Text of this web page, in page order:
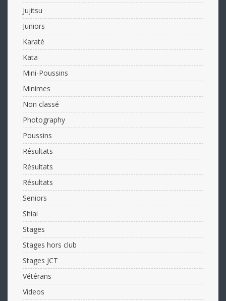
Jujitsu
Juniors
Karaté
Kata
Mini-Poussins
Minimes
Non classé
Photography
Poussins
Résultats
Résultats
Résultats
Seniors
Shiai
Stages
Stages hors club
Stages JCT
Vétérans
Videos